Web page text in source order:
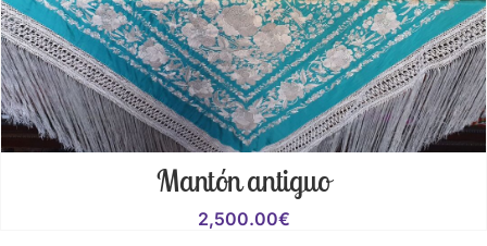
Mantón antiguo
2,500.00€